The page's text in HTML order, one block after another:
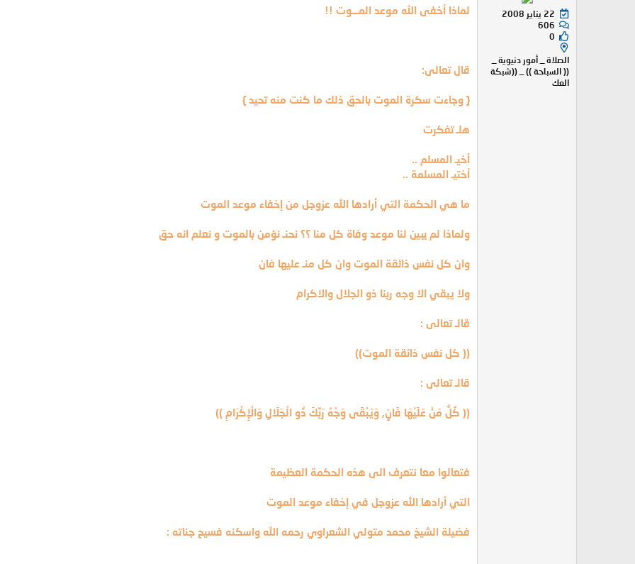
22 يناير 2008
606
0
الصلاة _ أمور دنيوية _
(( السباحة )) _ ((شبكة
العك
لماذا أخفى الله موعد المـــوت !!
قال تعالى:
{ وجاءت سكرة الموت بالحق ذلك ما كنت منه تحيد }
هلـ تفكرت
أخيـ المسلم ..
أختيـ المسلمة ..
ما هي الحكمة التي أرادها الله عزوجل من إخفاء موعد الموت
ولماذا لم يبين لنا موعد وفاة كل منا ؟؟ نحنـ نؤمن بالموت و نعلم انه حق
وان كل نفس ذائقة الموت وان كل منـ عليها فان
ولا يبقي الا وجه ربنا ذو الجلال والاكرام
قالـ تعالى :
(( كل نفس ذائقة الموت))
قالـ تعالى :
(( كُلُّ مَنْ عَلَيْهَا فَانٍ, وَيَبْقَى وَجْهُ رَبِّكَ ذُو الْجَلَالِ وَالْإِكْرَامِ ))
فتعالوا معا نتعرف الى هذه الحكمة العظيمة
التي أرادها الله عزوجل في إخفاء موعد الموت
فضيلة الشيخ محمد متولي الشعراوي رحمه الله واسكنه فسيح جناته :